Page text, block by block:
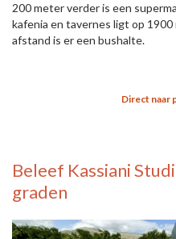
200 meter verder is een
kafenia en tavernes ligt op
afstand is er een bushalte.
Direct naar
Beleef Kassiani
graden